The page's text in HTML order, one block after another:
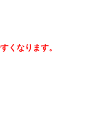
くなります。